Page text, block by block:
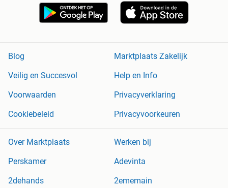
Blog
Marktplaats Zakelijk
Veilig en Succesvol
Help en Info
Voorwaarden
Privacyverklaring
Cookiebeleid
Privacyvoorkeuren
Over Marktplaats
Werken bij
Perskamer
Adevinta
2dehands
2ememain